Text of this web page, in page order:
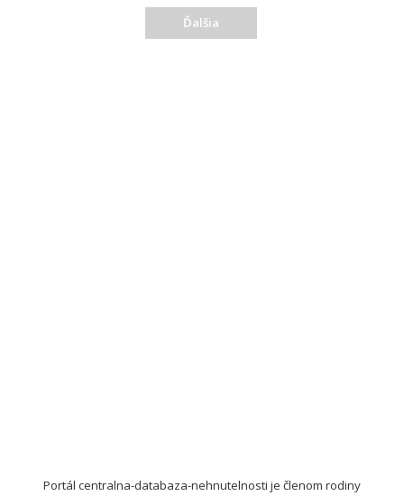
Ďalšia
Portál centralna-databaza-nehnutelnosti je členom rodiny